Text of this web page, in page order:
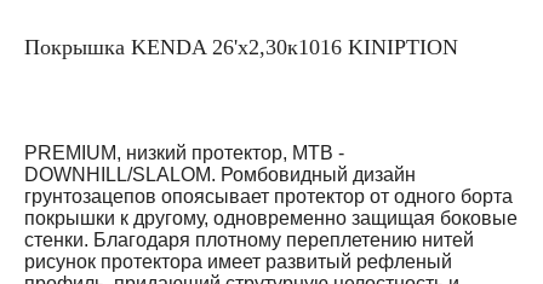
Покрышка KENDA 26'х2,30к1016 KINIPTION
PREMIUM, низкий протектор, MTB -
DOWNHILL/SLALOM. Ромбовидный дизайн
грунтозацепов опоясывает протектор от одного борта
покрышки к другому, одновременно защищая боковые
стенки. Благодаря плотному переплетению нитей
рисунок протектора имеет развитый рефленый